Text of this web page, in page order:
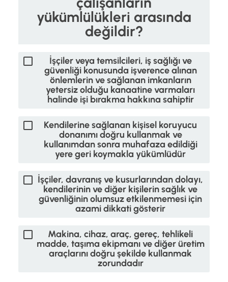
yükümlülükleri arasında
değildir?
İşçiler veya temsilcileri, iş sağlığı ve
güvenliği konusunda işverence alınan
önlemlerin ve sağlanan imkanların
yetersiz olduğu kanaatine varmaları
halinde işi bırakma hakkına sahiptir
Kendilerine sağlanan kişisel koruyucu
donanımı doğru kullanmak ve
kullanımdan sonra muhafaza edildiği
yere geri koymakla yükümlüdür
İşçiler, davranış ve kusurlarından dolayı,
kendilerinin ve diğer kişilerin sağlık ve
güvenliğinin olumsuz etkilenmemesi için
azami dikkati gösterir
Makina, cihaz, araç, gereç, tehlikeli
madde, taşıma ekipmanı ve diğer üretim
araçlarını doğru şekilde kullanmak
zorundadır